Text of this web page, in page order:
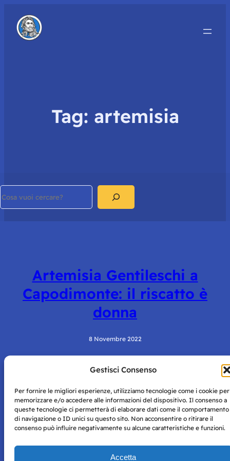
Gestisci Consenso
Per fornire le migliori esperienze, utilizziamo tecnologie come i cookie per
memorizzare e/o accedere alle informazioni del dispositivo. Il consenso a
queste tecnologie ci permetterà di elaborare dati come il comportamento
di navigazione o ID unici su questo sito. Non acconsentire o ritirare il
consenso può influire negativamente su alcune caratteristiche e funzioni.
Accetta
Tag: artemisia
Artemisia Gentileschi a
Capodimonte: il riscatto è
donna
8 Novembre 2022
Napoli con autorizzazione numero 38 del 25/9/2019.
Tutte le immagini e i contenuti su questo sito sono forniti